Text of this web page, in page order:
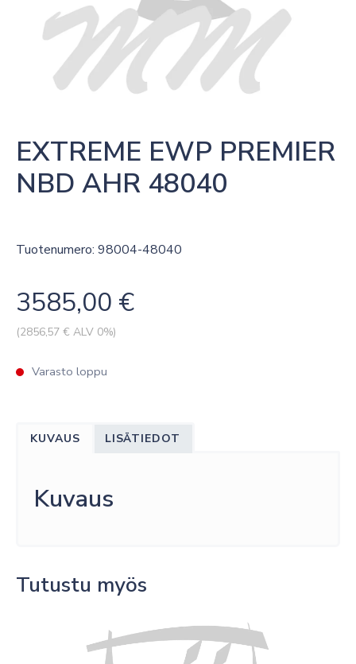
EXTREME EWP PREMIER
NBD AHR 48040
Tuotenumero: 98004-48040
3585,00 €
(2856,57 € ALV 0%)
Varasto loppu
KUVAUS LISÄTIEDOT
Kuvaus
Tutustu myös